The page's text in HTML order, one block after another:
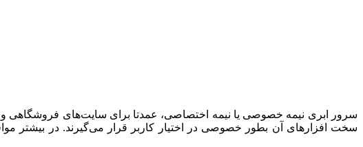
سرور ابری نیمه خصوصی یا نیمه اختصاصی، عمدتا برای سایت‌های فروشگاهی و
سخت افزارهای آن بطور خصوصی در اختیار کاربر قرار می‌گیرند. در بیشتر